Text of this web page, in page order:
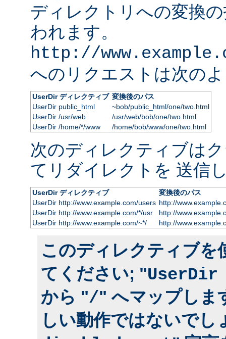
ディレクトリへの変換
われます。
http://
へのリクエストは次の
UserDir ディレクティブ 変換後のパス
UserDir public_html
~bob/public_html/one/two.html
UserDir /usr/web
/usr/web/bob/one/two.html
UserDir /home/*/www
/home/bob/www/one/two.html
次のディレクティブは
てリダイレクトを 送信
UserDir ディレクティブ
変換後のパス
UserDir http://www.example.com/users http://
UserDir http://www.example.com/*/usr
http://
UserDir http://www.example.com/~*/
http://
このディレクティブを
てください; "
から "/" へマップしま
しい動作ではないでし